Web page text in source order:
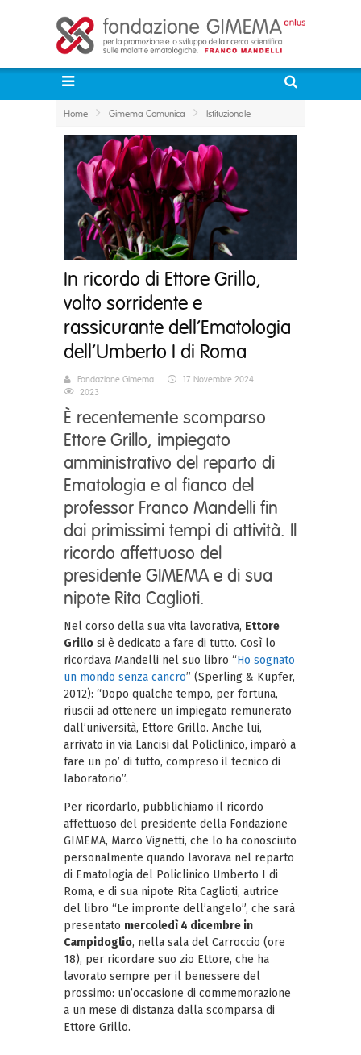
Home Gimema Comunica Istituzionale
In ricordo di Ettore Grillo,
volto sorridente e
rassicurante dell’Ematologia
dell’Umberto I di Roma
Fondazione Gimema
17 Novembre 2024
2023
È recentemente scomparso
Ettore Grillo, impiegato
amministrativo del reparto di
Ematologia e al fianco del
professor Franco Mandelli fin
dai primissimi tempi di attività. Il
ricordo affettuoso del
presidente GIMEMA e di sua
nipote Rita Caglioti.
Nel corso della sua vita lavorativa, Ettore
Grillo si è dedicato a fare di tutto. Così lo
ricordava Mandelli nel suo libro “Ho sognato
un mondo senza cancro” (Sperling & Kupfer,
2012): “Dopo qualche tempo, per fortuna,
riuscii ad ottenere un impiegato remunerato
dall’università, Ettore Grillo. Anche lui,
arrivato in via Lancisi dal Policlinico, imparò a
fare un po’ di tutto, compreso il tecnico di
laboratorio”.
Per ricordarlo, pubblichiamo il ricordo
affettuoso del presidente della Fondazione
GIMEMA, Marco Vignetti, che lo ha conosciuto
personalmente quando lavorava nel reparto
di Ematologia del Policlinico Umberto I di
Roma, e di sua nipote Rita Caglioti, autrice
del libro “Le impronte dell’angelo”, che sarà
presentato mercoledì 4 dicembre in
Campidoglio, nella sala del Carroccio (ore
18), per ricordare suo zio Ettore, che ha
lavorato sempre per il benessere del
prossimo: un’occasione di commemorazione
a un mese di distanza dalla scomparsa di
Ettore Grillo.